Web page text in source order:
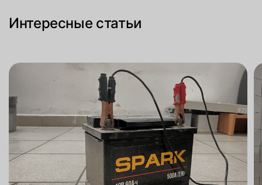
Интересные статьи